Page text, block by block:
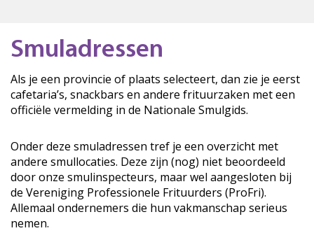
Smuladressen
Als je een provincie of plaats selecteert, dan zie je eerst
cafetaria’s, snackbars en andere frituurzaken met een
officiële vermelding in de Nationale Smulgids.
Onder deze smuladressen tref je een overzicht met
andere smullocaties. Deze zijn (nog) niet beoordeeld
door onze smulinspecteurs, maar wel aangesloten bij
de Vereniging Professionele Frituurders (ProFri).
Allemaal ondernemers die hun vakmanschap serieus
nemen.